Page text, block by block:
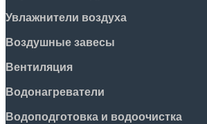
Увлажнители воздуха
Воздушные завесы
Вентиляция
Водонагреватели
Водоподготовка и водоочистка